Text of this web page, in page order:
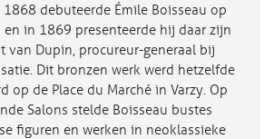
1868 debuteerde Émile Boisseau op
en in 1869 presenteerde hij daar zijn
van Dupin, procureur-generaal bij
Dit bronzen werk werd hetzelfde
op de Place du Marché in Varzy. Op
Salons stelde Boisseau bustes
figuren en werken in neoklassieke